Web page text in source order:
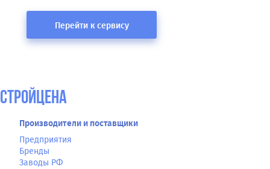
Перейти к сервису
СтройЦена
Производители и поставщики
Предприятия
Бренды
Заводы РФ